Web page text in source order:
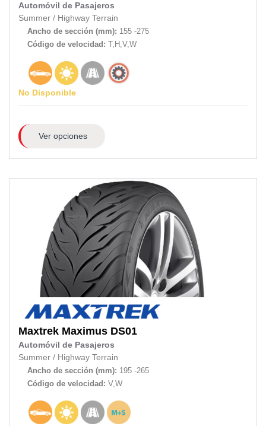
Automóvil de Pasajeros
Summer / Highway Terrain
Ancho de sección (mm): 155 -275
Código de velocidad: T,H,V,W
No Disponible
Ver opciones
Maxtrek Maximus DS01
Automóvil de Pasajeros
Summer / Highway Terrain
Ancho de sección (mm): 195 -265
Código de velocidad: V,W